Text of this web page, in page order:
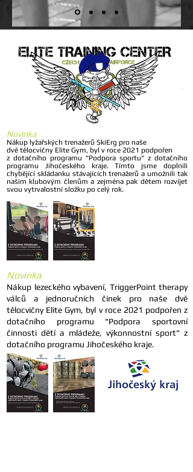
Novinka
Nákup lyžařských trenažerů SkiErg pro naše
dvě tělocvičny Elite Gym, byl v roce 2021 podpořen
z dotačního programu "Podpora sportu" z dotačního
programu Jihočeského kraje. Tímto jsme doplnili
chybějící skládanku stávajících trenažerů a umožnili tak
našim klubovým členůma zejména pak dětem rozvíjet
svou vytrvalostní složku po celý rok.
Novinka
Nákup lezeckého vybavení, TriggerPoint therapy
válců a jednoručních činek pro naše dvě
tělocvičny Elite Gym, byl v roce 2021 podpořen z
dotačního programu "Podpora sportovní
činnosti dětí a mládeže, výkonnostní sport" z
dotačního programu Jihočeského kraje.